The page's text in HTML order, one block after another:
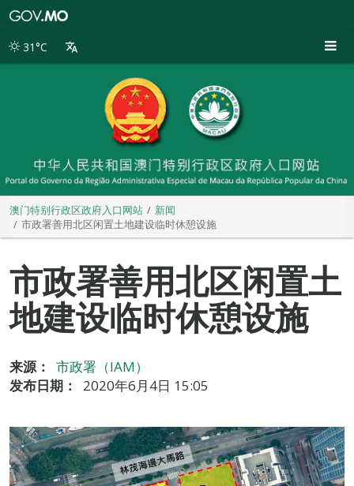
别
31°C
澳门特别行政区政府入口网站
新闻
市政署善用北区闲置土地建设临时休憩设施
市政署善用北区闲置土
地建设临时休憩设施
来源：
市政署（IAM）
发布日期：
2020年6月4日 15:05